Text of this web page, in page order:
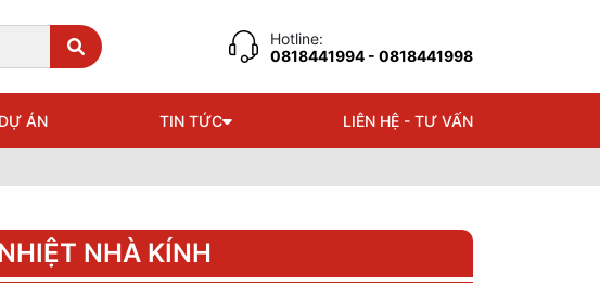
Hotline:
0818441994 - 0818441998
DỰ ÁN TIN TỨC LIÊN HỆ - TƯ VẤN
NHÀ KÍNH